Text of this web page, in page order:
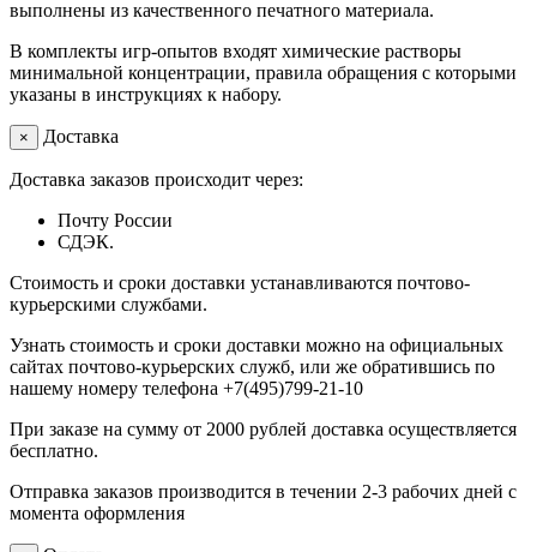
выполнены из качественного печатного материала.
В комплекты игр-опытов входят химические растворы
минимальной концентрации, правила обращения с которыми
указаны в инструкциях к набору.
× Доставка
Доставка заказов происходит через:
Почту России
СДЭК.
Стоимость и сроки доставки устанавливаются почтово-
курьерскими службами.
Узнать стоимость и сроки доставки можно на официальных
сайтах почтово-курьерских служб, или же обратившись по
нашему номеру телефона +7(495)799-21-10
При заказе на сумму от 2000 рублей доставка осуществляется
бесплатно.
Отправка заказов производится в течении 2-3 рабочих дней с
момента оформления